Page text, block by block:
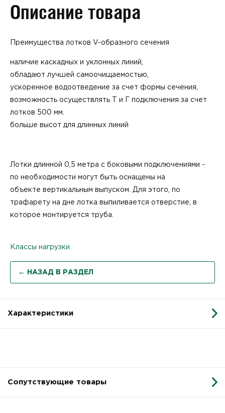
Описание товара
Преимущества лотков V-образного сечения
наличие каскадных и уклонных линий,
обладают лучшей самоочищаемостью,
ускоренное водоотведение за счет формы сечения,
возможность осуществлять Т и Г подключения за счет
лотков 500 мм.
больше высот для длинных линий
Лотки длинной 0,5 метра с боковыми подключениями -
по необходимости могут быть оснащены на
объекте вертикальным выпуском. Для этого, по
трафарету на дне лотка выпиливается отверстие, в
которое монтируется труба.
Классы нагрузки
← НАЗАД В РАЗДЕЛ
Характеристики
Сопутствующие товары